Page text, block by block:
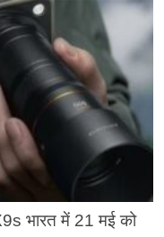
भारत में 21 मई को